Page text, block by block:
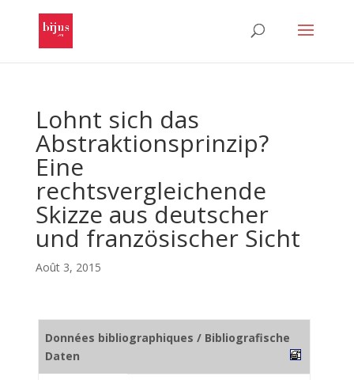
Lohnt sich das
Abstraktionsprinzip?
Eine
rechtsvergleichende
Skizze aus deutscher
und französischer Sicht
Août 3, 2015
Données bibliographiques / Bibliografische
Daten